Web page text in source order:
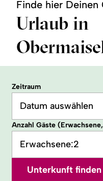
Finde hier Deinen
Urlaub in
Zeitraum
Datum auswählen
Anzahl Gäste
2
Erwachsene:
Unterkunft finden